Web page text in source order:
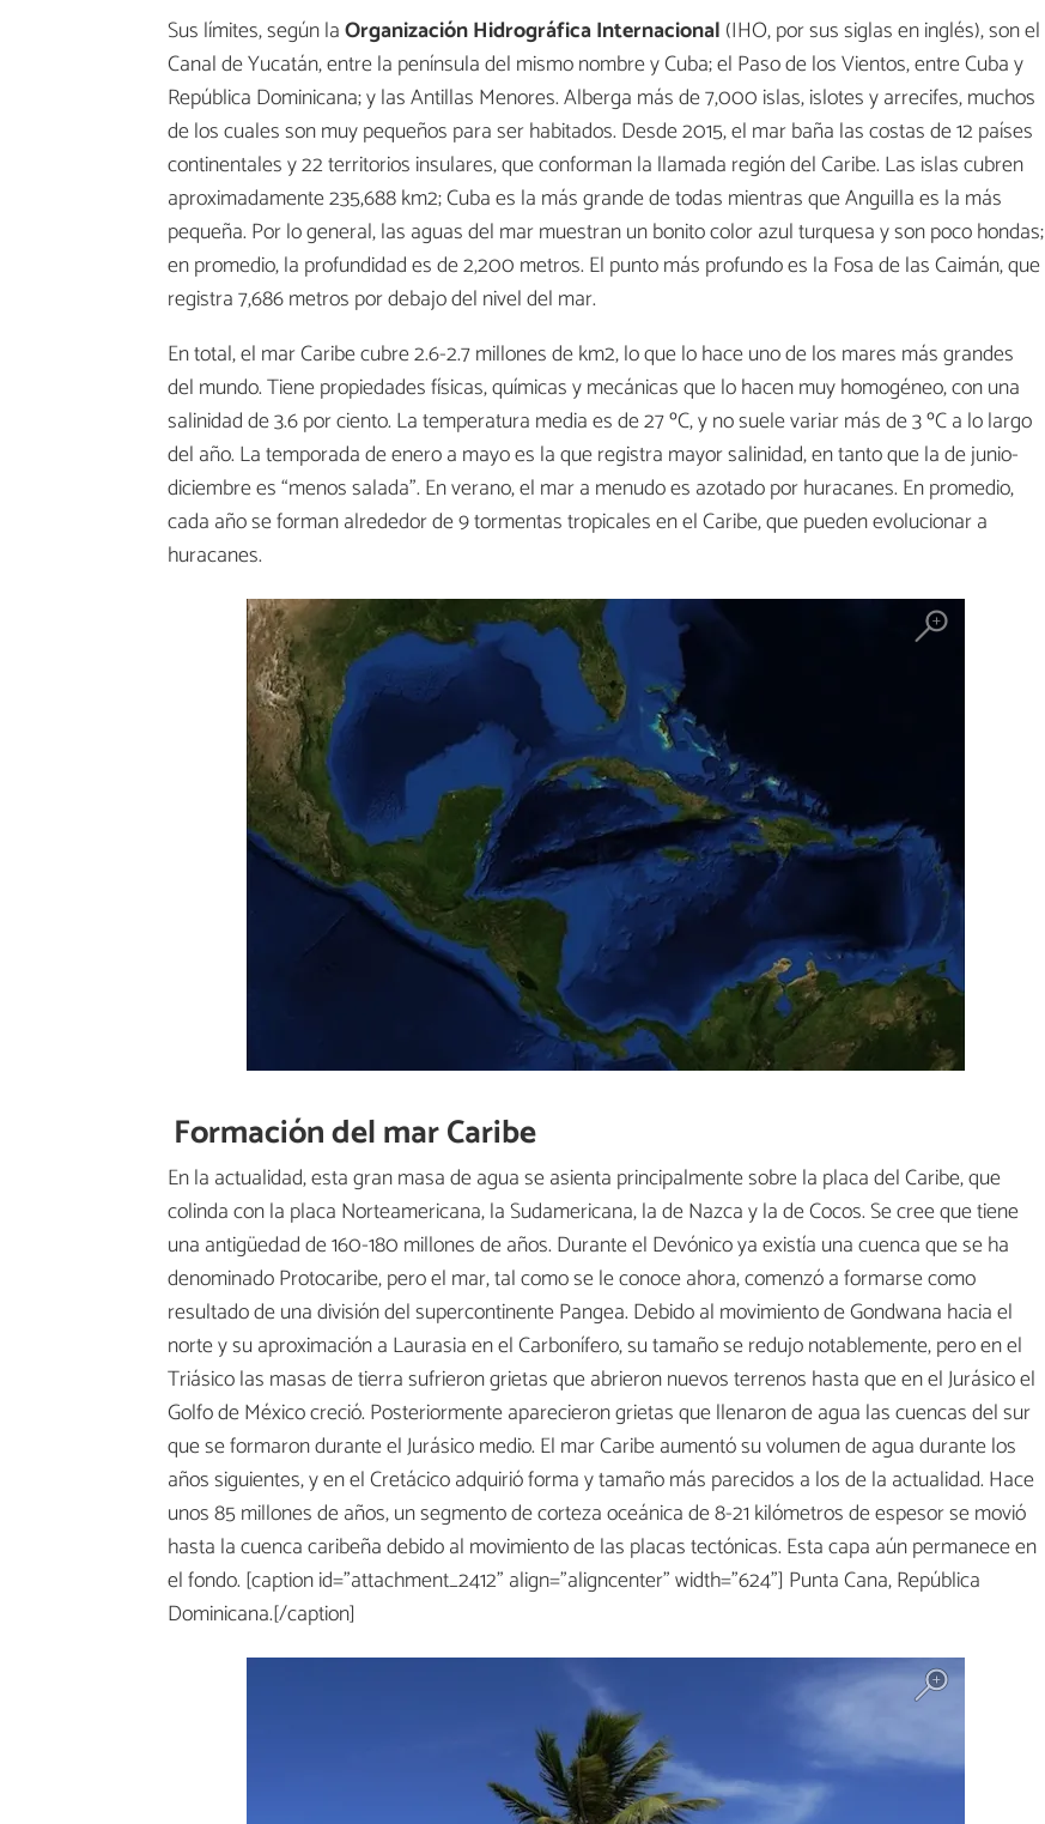
Sus límites, según laOrganización Hidrográfica Internacional (IHO, por sus siglas en inglés), son el
Canal de Yucatán, entre la península del mismo nombre y Cuba; el Paso de los Vientos, entre Cuba y
República Dominicana; y las Antillas Menores. Alberga más de 7,000 islas, islotes y arrecifes, muchos
de los cuales son muy pequeños para ser habitados. Desde 2015, el mar baña las costas de 12 países
continentales y 22 territorios insulares, que conforman la llamada región del Caribe. Las islas cubren
aproximadamente 235,688 km2; Cuba es la más grande de todas mientras que Anguilla es la más
pequeña. Por lo general, las aguas del mar muestran un bonito color azul turquesa y son poco hondas;
en promedio, la profundidad es de 2,200 metros. El punto más profundo es la Fosa de las Caimán, que
registra 7,686 metros por debajo del nivel del mar.
En total, el mar Caribe cubre 2.6-2.7 millones de km2, lo que lo hace uno de los mares más grandes
del mundo. Tiene propiedades físicas, químicas y mecánicas que lo hacen muy homogéneo, con una
salinidad de 3.6 por ciento. La temperatura media es de 27 ºC, y no suele variar más de 3 ºC a lo largo
del año. La temporada de enero a mayo es la que registra mayor salinidad, en tanto que la de junio-
diciembre es “menos salada”. En verano, el mar a menudo es azotado por huracanes. En promedio,
cada año se forman alrededor de 9 tormentas tropicales en el Caribe, que pueden evolucionar a
huracanes.
Formación del mar Caribe
En la actualidad, esta gran masa de agua se asienta principalmente sobre la placa del Caribe, que
colinda con la placa Norteamericana, la Sudamericana, la de Nazca y la de Cocos. Se cree que tiene
una antigüedad de 160-180 millones de años. Durante el Devónico ya existía una cuenca que se ha
denominado Protocaribe, pero el mar, tal como se le conoce ahora, comenzó a formarse como
resultado de una división del supercontinente Pangea. Debido al movimiento de Gondwana hacia el
norte y su aproximación a Laurasia en el Carbonífero, su tamaño se redujo notablemente, pero en el
Triásico las masas de tierra sufrieron grietas que abrieron nuevos terrenos hasta que en el Jurásico el
Golfo de México creció. Posteriormente aparecieron grietas que llenaron de agua las cuencas del sur
que se formaron durante el Jurásico medio. El mar Caribe aumentó su volumen de agua durante los
años siguientes, y en el Cretácico adquirió forma y tamaño más parecidos a los de la actualidad. Hace
unos 85 millones de años, un segmento de corteza oceánica de 8-21 kilómetros de espesor se movió
hasta la cuenca caribeña debido al movimiento de las placas tectónicas. Esta capa aún permanece en
el fondo. [caption id="attachment_2412" align="aligncenter" width="624"] Punta Cana, República
Dominicana.[/caption]